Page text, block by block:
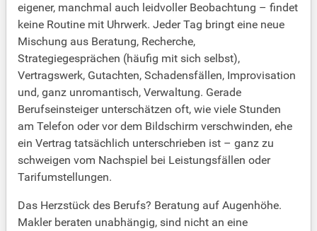
eigener, manchmal auch leidvoller Beobachtung – findet
keine Routine mit Uhrwerk. Jeder Tag bringt eine neue
Mischung aus Beratung, Recherche,
Strategiegesprächen (häufig mit sich selbst),
Vertragswerk, Gutachten, Schadensfällen, Improvisation
und, ganz unromantisch, Verwaltung. Gerade
Berufseinsteiger unterschätzen oft, wie viele Stunden
am Telefon oder vor dem Bildschirm verschwinden, ehe
ein Vertrag tatsächlich unterschrieben ist – ganz zu
schweigen vom Nachspiel bei Leistungsfällen oder
Tarifumstellungen.
Das Herzstück des Berufs? Beratung auf Augenhöhe.
Makler beraten unabhängig, sind nicht an eine